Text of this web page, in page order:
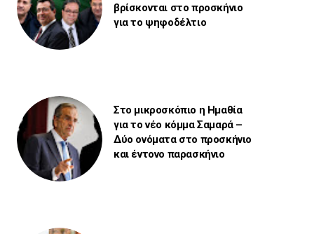
βρίσκονται στο προσκήνιο
για το ψηφοδέλτιο
Στο μικροσκόπιο η Ημαθία
για το νέο κόμμα Σαμαρά –
Δύο ονόματα στο προσκήνιο
και έντονο παρασκήνιο